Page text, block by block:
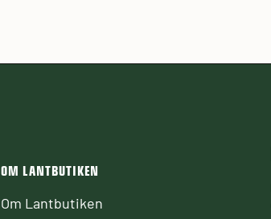
OM LANTBUTIKEN
Om Lantbutiken